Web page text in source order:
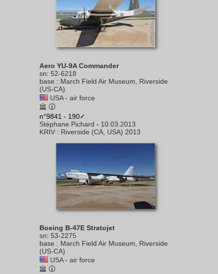
Aero YU-9A Commander
sn: 52-6218
base : March Field Air Museum, Riverside
(US-CA)
USA - air force
n°9841 - 190✓
Stéphane Pichard - 10.03.2013
KRIV : Riverside (CA, USA) 2013
Boeing B-47E Stratojet
sn: 53-2275
base : March Field Air Museum, Riverside
(US-CA)
USA - air force